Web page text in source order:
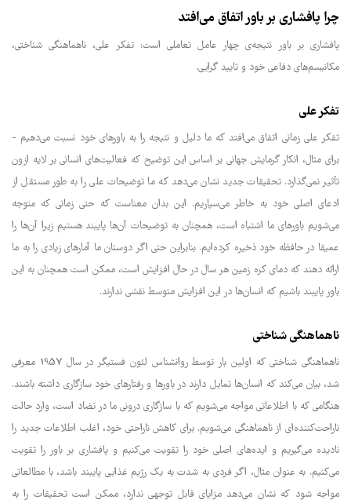
چرا پافشاری بر باور اتفاق می‌افتد
پافشاری بر باور نتیجه‌ی چهار عامل تعاملی است: تفکر علی، ناهماهنگی شناختی،
مکانیسم‌های دفاعی خود و تایید گرایی.
تفکر علی
تفکر علی زمانی اتفاق می‌افتد که ما دلیل و نتیجه را به باورهای خود نسبت می‌دهیم -
برای مثال، انکار گرمایش جهانی بر اساس این توضیح که فعالیت‌های انسانی بر لایه ازون
تأثیر نمی‌گذارد. تحقیقات جدید نشان می‌دهد که ما توضیحات علی را به طور مستقل از
ادعای اصلی خود به خاطر می‌سپاریم. این بدان معناست که حتی زمانی که متوجه
می‌شویم باورهای ما اشتباه است، همچنان به توضیحات آن‌ها پایبند هستیم زیرا آن‌ها را
عمیقا در حافظه خود ذخیره کرده‌ایم. بنابراین حتی اگر دوستان ما آمارهای زیادی را به ما
ارائه دهند که دمای کره زمین هر سال در حال افزایش است، ممکن است همچنان به این
باور پایبند باشیم که انسان‌ها در این افزایش متوسط نقشی ندارند.
ناهماهنگی شناختی
ناهماهنگی شناختی که اولین بار توسط روانشناس لئون فستیگر در سال 1957 معرفی
شد، بیان می‌کند که انسان‌ها تمایل دارند در باورها و رفتارهای خود سازگاری داشته باشند.
هنگامی که با اطلاعاتی مواجه می‌شویم که با سازگاری درونی ما در تضاد است، وارد حالت
ناراحت‌کننده‌ای از ناهماهنگی می‌شویم. برای کاهش ناراحتی خود، اغلب اطلاعات جدید را
نادیده می‌گیریم و ایده‌های اصلی خود را تقویت می‌کنیم و پافشاری بر باور را تقویت
می‌کنیم. به عنوان مثال، اگر فردی به شدت به یک رژیم غذایی پایبند باشد، با مطالعاتی
مواجه شود که نشان می‌دهد مزایای قابل توجهی ندارد، ممکن است تحقیقات را به